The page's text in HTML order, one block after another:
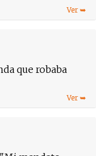
que robaba